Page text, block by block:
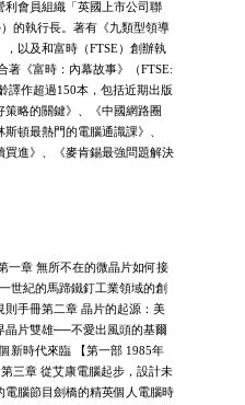
利會員組織「英國上市公司聯
）的執行長。著有《九類型領導
，以及和富時（FTSE）創辦執
著《富時：內幕故事》（FTSE:
譯作超過150本，包括近期出版
略的關鍵》、《中國網路圈
頓最熱門的電腦通識課》、
買進》、《麥肯錫最強問題解決
一章 無所不在的微晶片如何接
世紀的馬蹄鐵釘工業領域的創
手冊第二章 晶片的起源：美
晶片雙雄──不愛出風頭的基爾
新時代來臨 【第一部 1985年
三章 從艾康電腦起步，設計未
腦節目劍橋的精英個人電腦時